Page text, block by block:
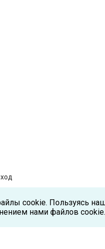
cookie. Пользуясь
нами файлов cookie.